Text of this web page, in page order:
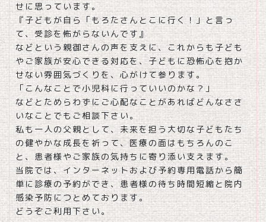
せに思っています。
『子どもが自ら「もろたさんとこに行く！」と言っ
て、受診を怖がらないんです』
などという親御さんの声を支えに、これからも子ども
やご家族が安心できる対応を、子どもに恐怖心を抱か
せない雰囲気づくりを、心がけて参ります。
「こんなことで小児科に行っていいのかな？」
などとためらわずにご心配なことがあればどんなささ
いなことでもご相談下さい。
私も一人の父親として、未来を担う大切な子どもたち
の健やかな成長を祈って、医療の面はもちろんのこ
と、患者様やご家族の気持ちに寄り添い支えます。
当院では、インターネットおよび予約専用電話から簡
単に診療の予約ができ、患者様の待ち時間短縮と院内
感染予防につとめております。
どうぞご利用下さい。